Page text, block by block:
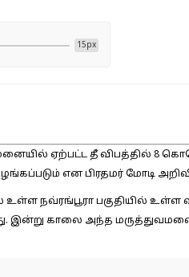
15px
ஏற்பட்ட தீ விபத்தில் 8
என பிரதமர் மோடி
உள்ள நவ்ரங்பூரா பகுதியில்
இன்று காலை அந்த